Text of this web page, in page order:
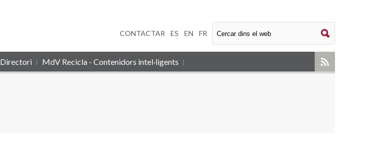
CONTACTAR ES EN FR
Directori MdV Recicla - Contenidors intel·ligents